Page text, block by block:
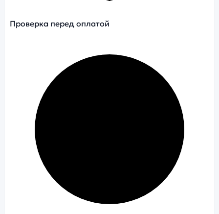
Проверка перед оплатой